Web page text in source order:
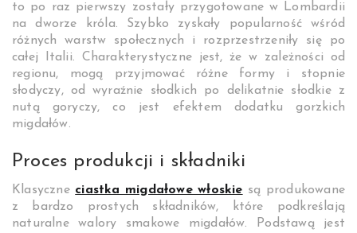
to po raz pierwszy zostały przygotowane w Lombardii
na dworze króla. Szybko zyskały popularność wśród
różnych warstw społecznych i rozprzestrzeniły się po
całej Italii. Charakterystyczne jest, że w zależności od
regionu, mogą przyjmować różne formy i stopnie
słodyczy, od wyraźnie słodkich po delikatnie słodkie z
nutą goryczy, co jest efektem dodatku gorzkich
migdałów.
Proces produkcji i składniki
Klasyczne ciastka migdałowe włoskie są produkowane
z bardzo prostych składników, które podkreślają
naturalne walory smakowe migdałów. Podstawą jest